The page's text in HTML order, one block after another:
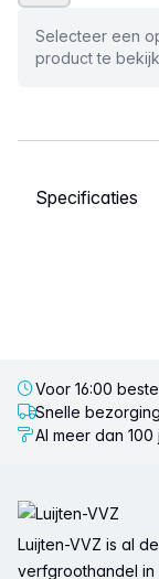
Selecteer een
product te
Selecteer een
Voor 16:00
Snelle
Al meer dan
Luijten-VVZ is al
verfgroothandel in